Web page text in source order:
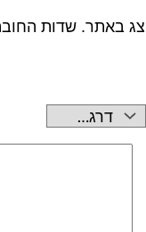
באתר. שדות